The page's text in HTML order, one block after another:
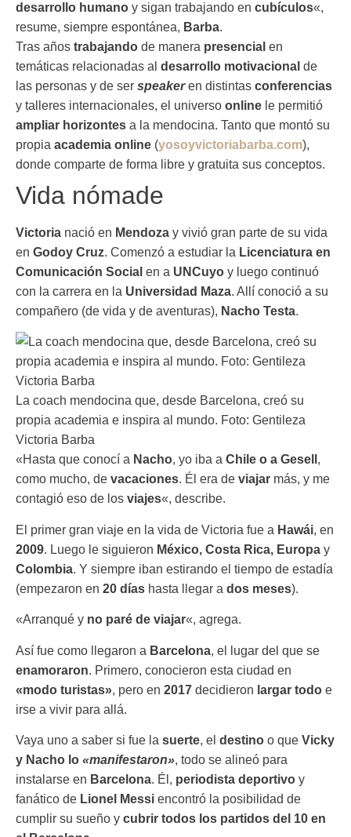
desarrollo humano y sigan trabajando en cubículos«,
resume, siempre espontánea, Barba.
Tras años trabajando de manera presencial en
temáticas relacionadas al desarrollo motivacional de
las personas y de ser speakeren distintas conferencias
y talleres internacionales, el universo online le permitió
ampliar horizontes a la mendocina. Tanto que montó su
propia academia online (yosoyvictoriabarba.com),
donde comparte de forma libre y gratuita sus conceptos.
Vida nómade
Victoria nació en Mendoza y vivió gran parte de su vida
en Godoy Cruz. Comenzó a estudiar la Licenciatura en
Comunicación Social en a UNCuyo y luego continuó
con la carrera en la Universidad Maza. Allí conoció a su
compañero (de vida y de aventuras), Nacho Testa.
La coach mendocina que, desde Barcelona, creó su
propia academia e inspira al mundo. Foto: Gentileza
Victoria Barba
«Hasta que conocí a Nacho, yo iba a Chile o a Gesell ,
como mucho, de vacaciones. Él era de viajar más, y me
contagió eso de los viajes«, describe.
El primer gran viaje en la vida de Victoria fue a Hawái, en
2009. Luego le siguieron México, Costa Rica, Europa y
Colombia. Y siempre iban estirando el tiempo de estadía
(empezaron en 20 días hasta llegar a dos meses).
«Arranqué y no paré de viajar«, agrega.
Así fue como llegaron a Barcelona, el lugar del que se
enamoraron. Primero, conocieron esta ciudad en
«modo turistas», pero en 2017 decidieron largar todo e
irse a vivir para allá.
Vaya uno a saber si fue la suerte, el destino o que Vicky
y Nacho lo «manifestaron», todo se alineó para
instalarse en Barcelona. Él, periodista deportivo y
fanático de Lionel Messi encontró la posibilidad de
cumplir su sueño y cubrir todos los partidos del 10 en